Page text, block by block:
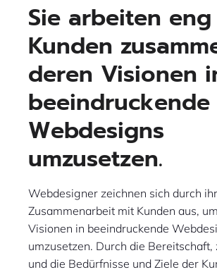
Sie arbeiten
Kunden
deren Visionen
beeindruckende
Webdesigns
umzusetzen.
Webdesigner zeichnen sich durch
Zusammenarbeit mit Kunden aus,
Visionen in beeindruckende
umzusetzen. Durch die Bereitschaft,
und die Bedürfnisse und Ziele der